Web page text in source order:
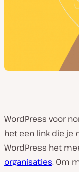
WordPress voor
het een link die je
WordPress het
organisaties. Om